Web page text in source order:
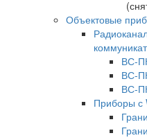
Объектовые
ВС-
ВС-
ВС-
Приборы с